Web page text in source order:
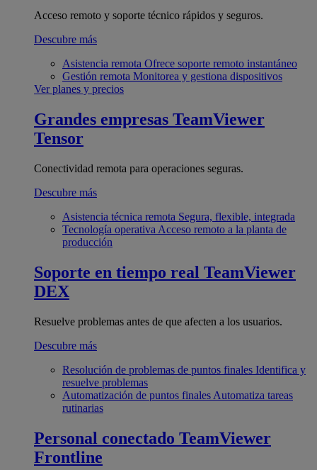
Acceso remoto y soporte técnico rápidos y seguros.
Descubre más
Asistencia remota Ofrece soporte remoto instantáneo
Gestión remota Monitorea y gestiona dispositivos
Ver planes y precios
Grandes empresas TeamViewer
Tensor
Conectividad remota para operaciones seguras.
Descubre más
Asistencia técnica remota Segura, flexible, integrada
Tecnología operativa Acceso remoto a la planta de
producción
Soporte en tiempo real TeamViewer
DEX
Resuelve problemas antes de que afecten a los usuarios.
Descubre más
Resolución de problemas de puntos finales Identifica y
resuelve problemas
Automatización de puntos finales Automatiza tareas
rutinarias
Personal conectado TeamViewer
Frontline